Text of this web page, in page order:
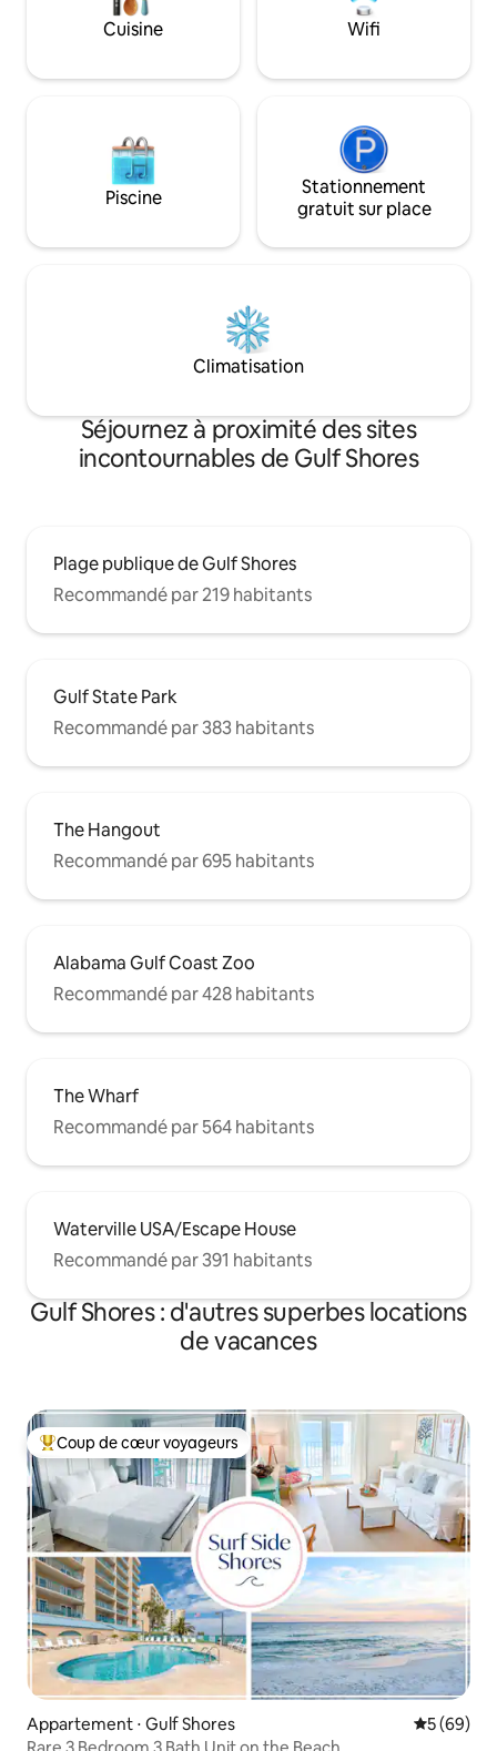
au large de la
couchers de
Cuisine Wifi
Piscine
Stationnement
gratuit sur place
Climatisation
Séjournez à proximité des sites
incontournables de Gulf Shores
Plage publique de Gulf Shores
Recommandé par 219 habitants
Gulf State Park
Recommandé par 383 habitants
The Hangout
Recommandé par 695 habitants
Alabama Gulf Coast Zoo
Recommandé par 428 habitants
The Wharf
Recommandé par 564 habitants
Waterville USA/Escape House
Recommandé par 391 habitants
Gulf Shores : d'autres superbes locations
de vacances
Coups de cœur voyageurs les plus appréciés
Coup de cœur voyageurs
Appartement ⋅ Gulf Shores
5 (69)